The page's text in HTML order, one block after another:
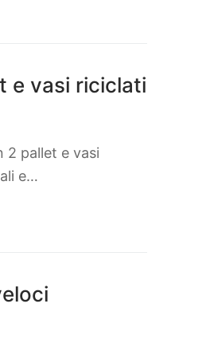
e vasi riciclati
2 pallet e vasi
e…